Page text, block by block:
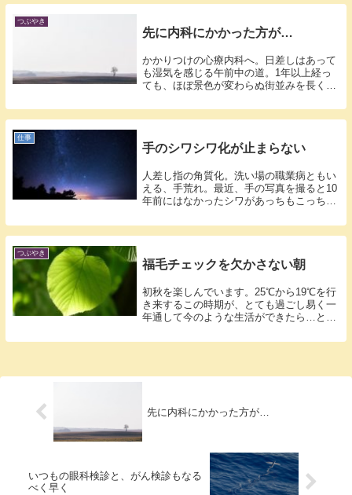
つぶやき
先に内科にかかった方が…
かかりつけの心療内科へ。日差しはあって
も湿気を感じる午前中の道。1年以上経っ
ても、ほぼ景色が変わらぬ街並みを長く歩
仕事
手のシワシワ化が止まらない
人差し指の角質化。洗い場の職業病ともい
える、手荒れ。最近、手の写真を撮ると10
年前にはなかったシワがあっちもこっちも
つぶやき
福毛チェックを欠かさない朝
初秋を楽しんでいます。25℃から19℃を行
き来するこの時期が、とても過ごし易く一
年通して今のような生活ができたら…と。
先に内科にかかった方が…
いつもの眼科検診と、がん検診もなる
べく早く